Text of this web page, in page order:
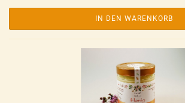
IN DEN WARENKORB